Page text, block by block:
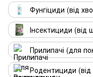
Фунгіциди (від
Інсектициди (від
Прилипачі (для
Родентициди (від